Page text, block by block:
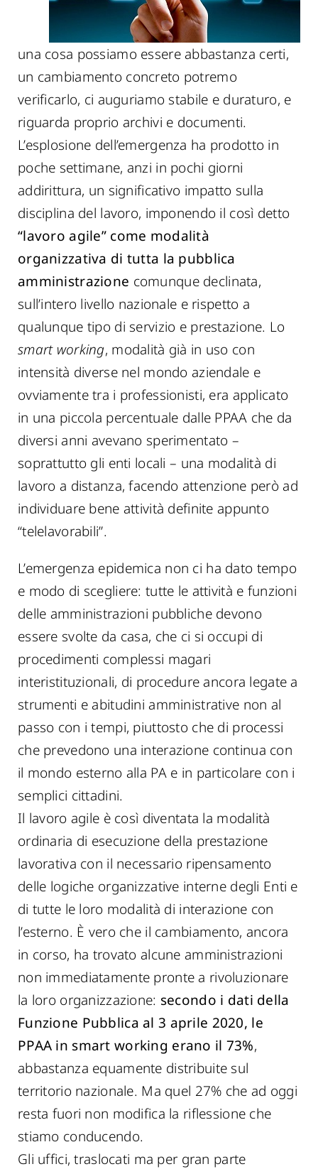
una cosa possiamo essere abbastanza certi,
un cambiamento concreto potremo
verificarlo, ci auguriamo stabile e duraturo, e
riguarda proprio archivi e documenti.
L’esplosione dell’emergenza ha prodotto in
poche settimane, anzi in pochi giorni
addirittura, un significativo impatto sulla
disciplina del lavoro, imponendo il così detto
“lavoro agile” come modalità
organizzativa di tutta la pubblica
amministrazione comunque declinata,
sull’intero livello nazionale e rispetto a
qualunque tipo di servizio e prestazione. Lo
smart working, modalità già in uso con
intensità diverse nel mondo aziendale e
ovviamente tra i professionisti, era applicato
in una piccola percentuale dalle PPAA che da
diversi anni avevano sperimentato –
soprattutto gli enti locali – una modalità di
lavoro a distanza, facendo attenzione però ad
individuare bene attività definite appunto
“telelavorabili”.
L’emergenza epidemica non ci ha dato tempo
e modo di scegliere: tutte le attività e funzioni
delle amministrazioni pubbliche devono
essere svolte da casa, che ci si occupi di
procedimenti complessi magari
interistituzionali, di procedure ancora legate a
strumenti e abitudini amministrative non al
passo con i tempi, piuttosto che di processi
che prevedono una interazione continua con
il mondo esterno alla PA e in particolare con i
semplici cittadini.
Il lavoro agile è così diventata la modalità
ordinaria di esecuzione della prestazione
lavorativa con il necessario ripensamento
delle logiche organizzative interne degli Enti e
di tutte le loro modalità di interazione con
l’esterno. È vero che il cambiamento, ancora
in corso, ha trovato alcune amministrazioni
non immediatamente pronte a rivoluzionare
la loro organizzazione: secondo i dati della
Funzione Pubblica al 3 aprile 2020, le
PPAA in smart working erano il 73%,
abbastanza equamente distribuite sul
territorio nazionale. Ma quel 27% che ad oggi
resta fuori non modifica la riflessione che
stiamo conducendo.
Gli uffici, traslocati ma per gran parte